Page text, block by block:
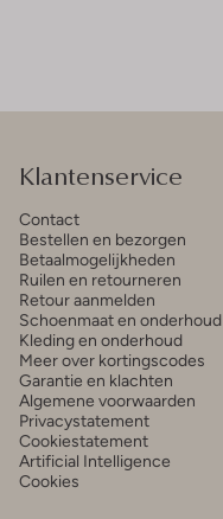
Klantenservice
Contact
Bestellen en bezorgen
Betaalmogelijkheden
Ruilen en retourneren
Retour aanmelden
Schoenmaat en onderhoud
Kleding en onderhoud
Meer over kortingscodes
Garantie en klachten
Algemene voorwaarden
Privacystatement
Cookiestatement
Artificial Intelligence
Cookies